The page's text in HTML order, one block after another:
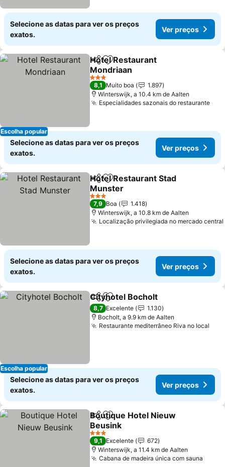
Selecione as datas para ver os preços
exatos.
Ver preços
Escolha popular
PartilharAdicionar aos favoritos
Hotel Restaurant
Mondriaan
3 Estrelas
8,1 Muito boa
1.897
Winterswijk, a 10.4 km de Aalten
Especialidades sazonais do restaurante
Selecione as datas para ver os preços
exatos.
Ver preços
PartilharAdicionar aos favoritos
Hotel Restaurant Stad
Munster
3 Estrelas
7,9 Boa
1.418
Winterswijk, a 10.8 km de Aalten
Localização privilegiada no mercado central
Selecione as datas para ver os preços
exatos.
Ver preços
Escolha popular
PartilharAdicionar aos favoritos
Cityhotel Bocholt
8,7 Excelente
1.130
Bocholt, a 9.9 km de Aalten
Restaurante mediterrâneo Riva no local
Selecione as datas para ver os preços
exatos.
Ver preços
PartilharAdicionar aos favoritos
Boutique Hotel Nieuw
Beusink
3 Estrelas
9,1 Excelente
672
Winterswijk, a 11.4 km de Aalten
Cabana de madeira única com sauna